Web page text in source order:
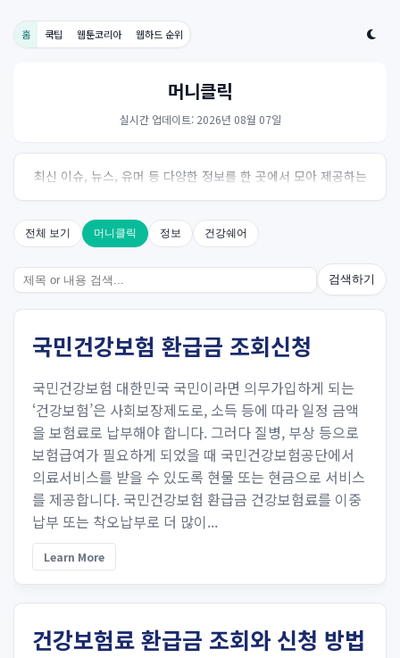
홈 쿡팁 웹툰코리아 웹하드 순위
머니클릭
실시간 업데이트: 2026년 08월 07일
최신 이슈, 뉴스, 유머 등 다양한 정보를 한 곳에서 모아 제공하는
사이트입니다. 오늘의 핫이슈를 한눈에 살펴보세요.
전체 보기 머니클릭 정보 건강쉐어
검색하기
국민건강보험 환급금 조회신청
국민건강보험 대한민국 국민이라면 의무가입하게 되는
‘건강보험’은 사회보장제도로, 소득 등에 따라 일정 금액
을 보험료로 납부해야 합니다. 그러다 질병, 부상 등으로
보험급여가 필요하게 되었을 때 국민건강보험공단에서
의료서비스를 받을 수 있도록 현물 또는 현금으로 서비스
를 제공합니다. 국민건강보험 환급금 건강보험료를 이중
납부 또는 착오납부로 더 많이...
Learn More
건강보험료 환급금 조회와 신청 방법